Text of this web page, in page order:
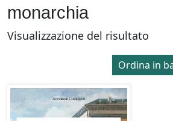
monarchia
Visualizzazione del risultato